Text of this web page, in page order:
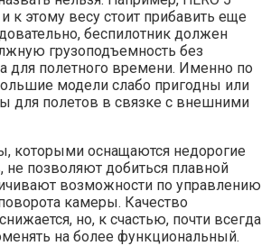
к этому весу стоит прибавить еще
беспилотник должен
грузоподъемность без
для полетного времени. Именно по
модели слабо пригодны или
для полетов в связке с внешними
которыми оснащаются недорогие
не позволяют добиться плавной
возможности по управлению
камеры. Качество
но, к счастью, почти всегда
на более функциональный.